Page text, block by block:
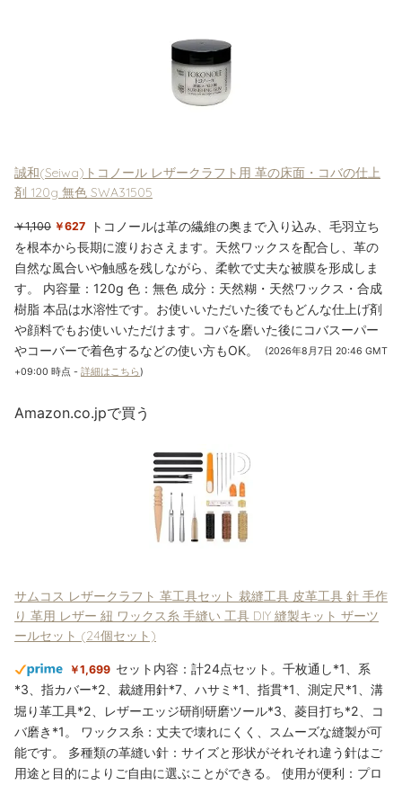
誠和(Seiwa)トコノール レザークラフト用 革の床面・コバの仕上
剤 120g 無色 SWA31505
￥1,100 ￥627
トコノールは革の繊維の奥まで入り込み、毛羽立ち
を根本から長期に渡りおさえます。天然ワックスを配合し、革の
自然な風合いや触感を残しながら、柔軟で丈夫な被膜を形成しま
す。 内容量：120g 色：無色 成分：天然糊・天然ワックス・合成
樹脂 本品は水溶性です。お使いいただいた後でもどんな仕上げ剤
や顔料でもお使いいただけます。コバを磨いた後にコバスーパー
やコーバーで着色するなどの使い方もOK。
(2026年8月7日 20:46 GMT
+09:00 時点 - 詳細はこちら)
Amazon.co.jpで買う
サムコス レザークラフト 革工具セット 裁縫工具 皮革工具 針 手作
り 革用 レザー 紐 ワックス糸 手縫い 工具 DIY 縫製キット ザーツ
ールセット (24個セット)
￥1,699 セット内容：計24点セット。千枚通し*1、系
*3、指カバー*2、裁縫用針*7、ハサミ*1、指貫*1、測定尺*1、溝
堀り革工具*2、レザーエッジ研削研磨ツール*3、菱目打ち*2、コ
バ磨き*1。 ワックス糸：丈夫で壊れにくく、スムーズな縫製が可
能です。 多種類の革縫い針：サイズと形状がそれそれ違う針はご
用途と目的によりご自由に選ぶことができる。 使用が便利：プロ